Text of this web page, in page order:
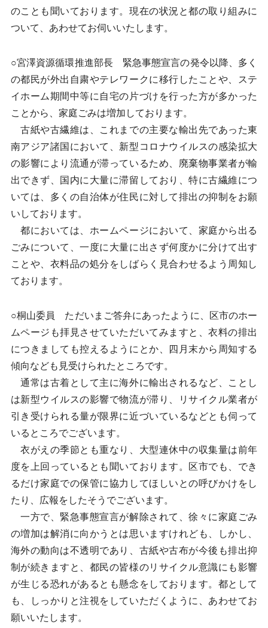
のことも聞いております。現在の状況と都の取り組みに
ついて、あわせてお伺いいたします。
○宮澤資源循環推進部長 緊急事態宣言の発令以降、多く
の都民が外出自粛やテレワークに移行したことや、ステ
イホーム期間中等に自宅の片づけを行った方が多かった
ことから、家庭ごみは増加しております。
古紙や古繊維は、これまでの主要な輸出先であった東
南アジア諸国において、新型コロナウイルスの感染拡大
の影響により流通が滞っているため、廃棄物事業者が輸
出できず、国内に大量に滞留しており、特に古繊維につ
いては、多くの自治体が住民に対して排出の抑制をお願
いしております。
都においては、ホームページにおいて、家庭から出る
ごみについて、一度に大量に出さず何度かに分けて出す
ことや、衣料品の処分をしばらく見合わせるよう周知し
ております。
○桐山委員 ただいまご答弁にあったように、区市のホー
ムページも拝見させていただいてみますと、衣料の排出
につきましても控えるようにとか、四月末から周知する
傾向なども見受けられたところです。
通常は古着として主に海外に輸出されるなど、ことし
は新型ウイルスの影響で物流が滞り、リサイクル業者が
引き受けられる量が限界に近づいているなどとも伺って
いるところでございます。
衣がえの季節とも重なり、大型連休中の収集量は前年
度を上回っているとも聞いております。区市でも、でき
るだけ家庭での保管に協力してほしいとの呼びかけをし
たり、広報をしたそうでございます。
一方で、緊急事態宣言が解除されて、徐々に家庭ごみ
の増加は解消に向かうとは思いますけれども、しかし、
海外の動向は不透明であり、古紙や古布が今後も排出抑
制が続きますと、都民の皆様のリサイクル意識にも影響
が生じる恐れがあるとも懸念をしております。都として
も、しっかりと注視をしていただくように、あわせてお
願いいたします。